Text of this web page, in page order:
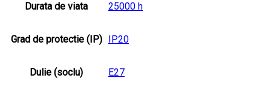
Durata de viata 25000 h
Grad de protectie (IP) IP20
Dulie (soclu) E27